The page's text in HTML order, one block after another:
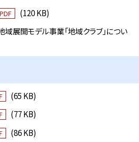
PDF
(120 KB)
展開モデル事業「地域クラブ」につい
(65 KB)
(77 KB)
(86 KB)